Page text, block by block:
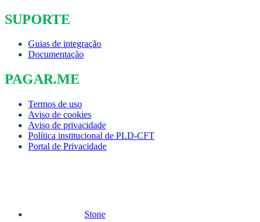
SUPORTE
Guias de integração
Documentação
PAGAR.ME
Termos de uso
Aviso de cookies
Aviso de privacidade
Política institucional de PLD-CFT
Portal de Privacidade
Stone